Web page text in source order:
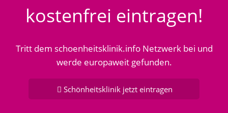
kostenfrei eintragen!
Tritt dem schoenheitsklinik.info Netzwerk bei und
werde europaweit gefunden.
Schönheitsklinik jetzt eintragen